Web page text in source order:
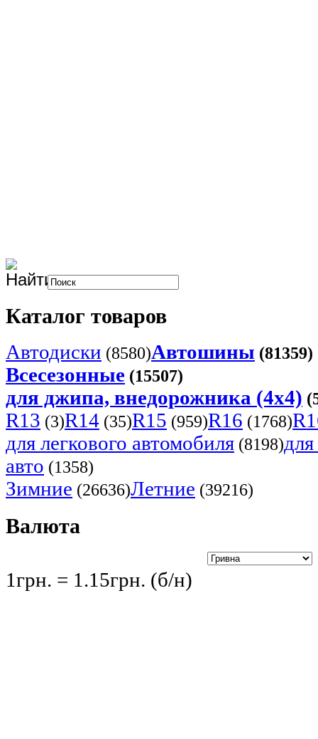
Каталог товаров
Автодиски (8580)Автошины (81359)
Всесезонные (15507)
для джипа, внедорожника (4x4)
R13 (3)R14 (35)R15 (959)R16 (1768)
для легкового автомобиля (8198)для
авто (1358)
Зимние (26636)Летние (39216)
Валюта
1грн. = 1.15грн. (б/н)